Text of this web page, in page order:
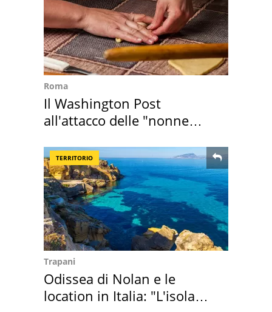
Roma
Il Washington Post
all'attacco delle "nonne
TERRITORIO
Trapani
Odissea di Nolan e le
location in Italia: "L'isola